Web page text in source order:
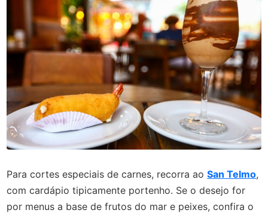
Para cortes especiais de carnes, recorra aoSan Telmo,
com cardápio tipicamente portenho. Se o desejo for
por menus a base de frutos do mar e peixes, confira o